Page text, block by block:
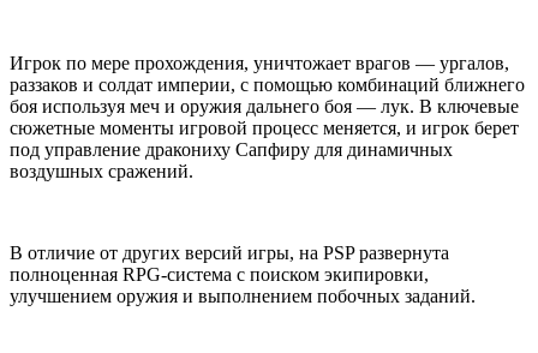
Игрок по мере прохождения, уничтожает врагов — ургалов,
раззаков и солдат империи, с помощью комбинаций ближнего
боя используя меч и оружия дальнего боя — лук. В ключевые
сюжетные моменты игровой процесс меняется, и игрок берет
под управление дракониху Сапфиру для динамичных
воздушных сражений.
В отличие от других версий игры, на PSP развернута
полноценная RPG-система с поиском экипировки,
улучшением оружия и выполнением побочных заданий.